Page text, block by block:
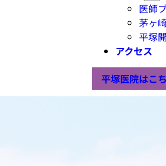
医師
茅ヶ
平塚
アクセス
平塚医院はこ